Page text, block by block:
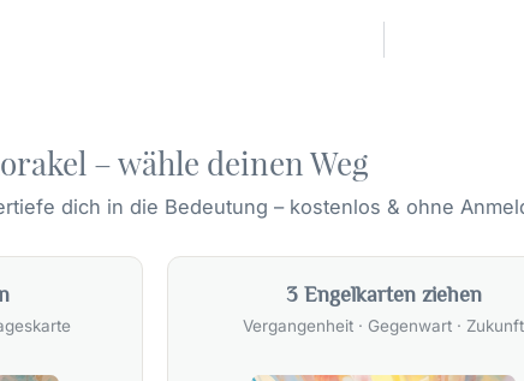
– wähle deinen Weg
dich in die Bedeutung – kostenlos & ohne
3 Engelkarten ziehen
Vergangenheit · Gegenwart · Zukunft